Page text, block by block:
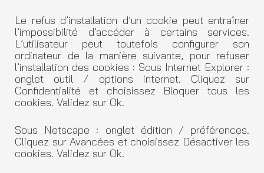
Le refus d’installation d’un cookie peut entraîner
l’impossibilité d’accéder à certains services.
L’utilisateur peut toutefois configurer son
ordinateur de la manière suivante, pour refuser
l’installation des cookies : Sous Internet Explorer :
onglet outil / options internet. Cliquez sur
Confidentialité et choisissez Bloquer tous les
cookies. Validez sur Ok.
Sous Netscape : onglet édition / préférences.
Cliquez sur Avancées et choisissez Désactiver les
cookies. Validez sur Ok.